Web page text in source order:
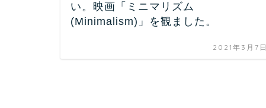
い。映画「ミニマリズム
(Minimalism)」を観ました。
2021年3月7日